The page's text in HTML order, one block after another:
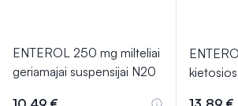
ENTEROL 250 mg milteliai
geriamajai suspensijai N20